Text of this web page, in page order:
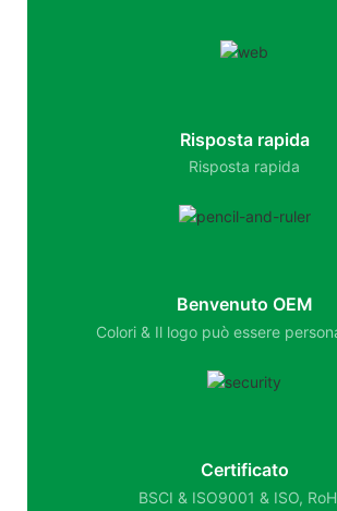
Risposta rapida
Risposta rapida
Benvenuto OEM
Colori & Il logo può essere
Certificato
BSCI & ISO9001 & ISO,